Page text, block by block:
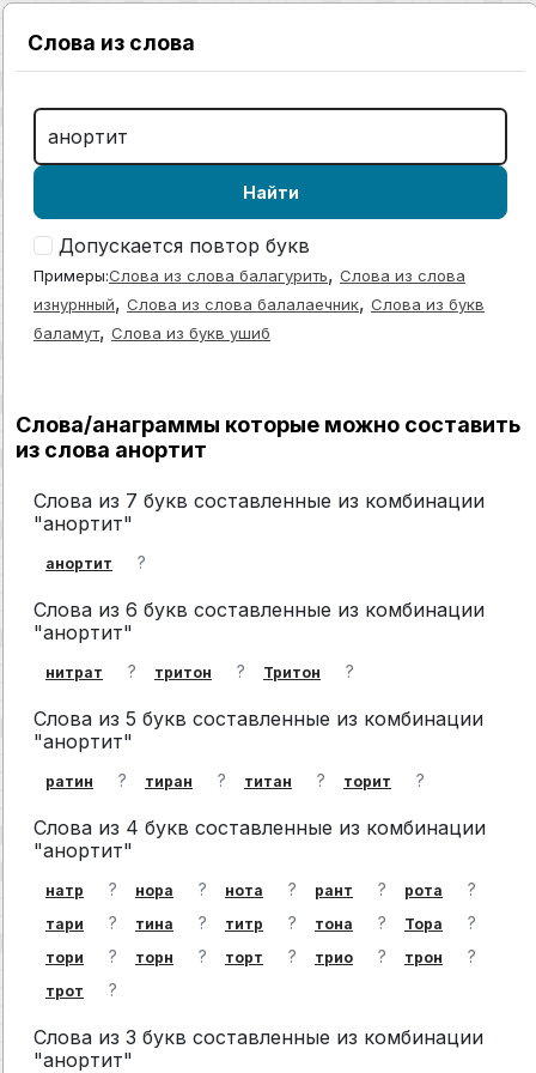
Слова из слова
Найти
Допускается повтор букв
Примеры:Слова из слова балагурить, Слова из слова
изнурнный, Слова из слова балалаечник, Слова из букв
баламут, Слова из букв ушиб
Слова/анаграммы которые можно составить
из слова анортит
Слова из 7 букв составленные из комбинации
"анортит"
анортит ?
Слова из 6 букв составленные из комбинации
"анортит"
нитрат ? тритон ? Тритон ?
Слова из 5 букв составленные из комбинации
"анортит"
ратин ? тиран ? титан ? торит ?
Слова из 4 букв составленные из комбинации
"анортит"
натр ? нора ? нота ? рант ? рота ?
тари ? тина ? титр ? тона ? Тора ?
тори ? торн ? торт ? трио ? трон ?
трот ?
Слова из 3 букв составленные из комбинации
"анортит"